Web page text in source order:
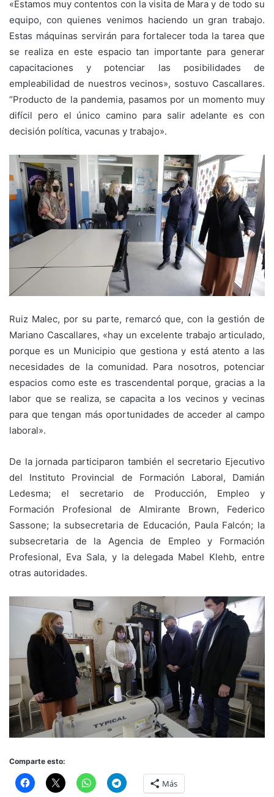
«Estamos muy contentos con la visita de Mara y de todo su
equipo, con quienes venimos haciendo un gran trabajo.
Estas máquinas servirán para fortalecer toda la tarea que
se realiza en este espacio tan importante para generar
capacitaciones y potenciar las posibilidades de
empleabilidad de nuestros vecinos», sostuvo Cascallares.
“Producto de la pandemia, pasamos por un momento muy
difícil pero el único camino para salir adelante es con
decisión política, vacunas y trabajo».
Ruiz Malec, por su parte, remarcó que, con la gestión de
Mariano Cascallares, «hay un excelente trabajo articulado,
porque es un Municipio que gestiona y está atento a las
necesidades de la comunidad. Para nosotros, potenciar
espacios como este es trascendental porque, gracias a la
labor que se realiza, se capacita a los vecinos y vecinas
para que tengan más oportunidades de acceder al campo
laboral».
De la jornada participaron también el secretario Ejecutivo
del Instituto Provincial de Formación Laboral, Damián
Ledesma; el secretario de Producción, Empleo y
Formación Profesional de Almirante Brown, Federico
Sassone; la subsecretaria de Educación, Paula Falcón; la
subsecretaria de la Agencia de Empleo y Formación
Profesional, Eva Sala, y la delegada Mabel Klehb, entre
otras autoridades.
Comparte esto:
Más